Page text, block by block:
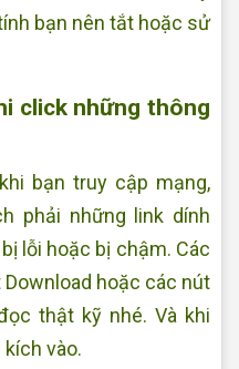
bạn nên tắt hoặc sử
click những thông
bạn truy cập mạng,
phải những link dính
lỗi hoặc bị chậm. Các
Download hoặc các nút
thật kỹ nhé. Và khi
vào.